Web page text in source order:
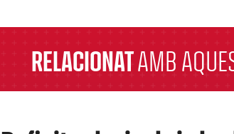
RELACIONATAMB